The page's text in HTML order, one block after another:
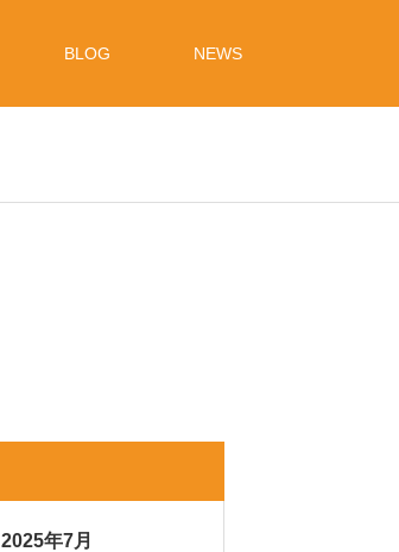
BLOG NEWS
2025年7月